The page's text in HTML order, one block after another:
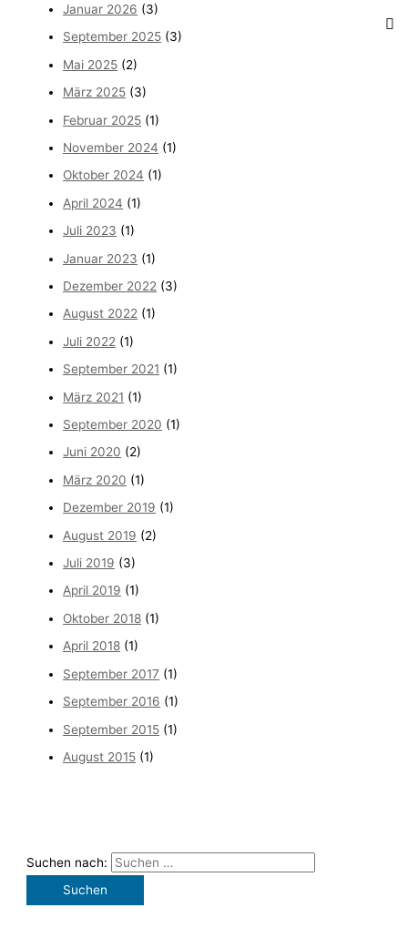
Januar 2026 (3)
September 2025 (3)
Mai 2025 (2)
März 2025 (3)
Februar 2025 (1)
November 2024 (1)
Oktober 2024 (1)
April 2024 (1)
Juli 2023 (1)
Januar 2023 (1)
Dezember 2022 (3)
August 2022 (1)
Juli 2022 (1)
September 2021 (1)
März 2021 (1)
September 2020 (1)
Juni 2020 (2)
März 2020 (1)
Dezember 2019 (1)
August 2019 (2)
Juli 2019 (3)
April 2019 (1)
Oktober 2018 (1)
April 2018 (1)
September 2017 (1)
September 2016 (1)
September 2015 (1)
August 2015 (1)
Suchen nach: